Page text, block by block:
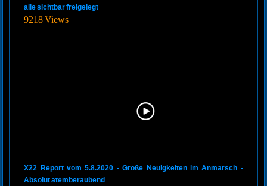
alle sichtbar freigelegt
9218 Views
X22 Report vom 5.8.2020 - Große Neuigkeiten im Anmarsch -
Absolut atemberaubend